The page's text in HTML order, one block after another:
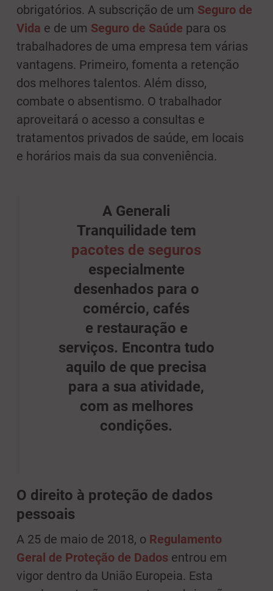
obrigatórios. A subscrição de um Seguro de
Vida e de um Seguro de Saúde para os
trabalhadores de uma empresa tem várias
vantagens. Primeiro, fomenta a retenção
dos melhores talentos. Além disso,
combate o absentismo. O trabalhador
aproveitará o acesso a consultas e
tratamentos privados de saúde, em locais
e horários mais da sua conveniência.
A Generali
Tranquilidade tem
pacotes de seguros
especialmente
desenhados para o
comércio, cafés
e restauração e
serviços. Encontra tudo
aquilo de que precisa
para a sua atividade,
com as melhores
condições.
O direito à proteção de dados
pessoais
A 25 de maio de 2018, o Regulamento
Geral de Proteção de Dados entrou em
vigor dentro da União Europeia. Esta